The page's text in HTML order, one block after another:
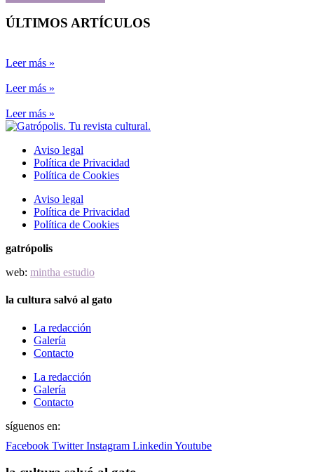
ÚLTIMOS ARTÍCULOS
Leer más »
Leer más »
Leer más »
Aviso legal
Política de Privacidad
Política de Cookies
Aviso legal
Política de Privacidad
Política de Cookies
gatrópolis
web: mintha estudio
la cultura salvó al gato
La redacción
Galería
Contacto
La redacción
Galería
Contacto
síguenos en:
Facebook Twitter Instagram Linkedin Youtube